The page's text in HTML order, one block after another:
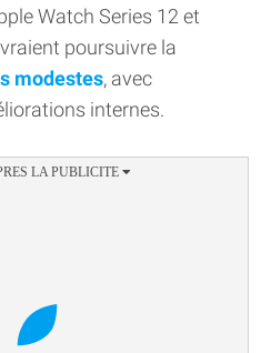
Watch Series 12 et
poursuivre la
modestes, avec
internes.